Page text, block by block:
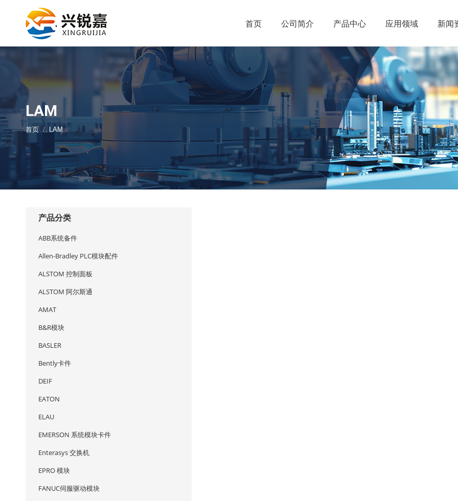
首页 公司简介 产品中心 应用领域 新闻
LAM
您的位置：
首页 LAM
产品分类
ABB系统备件
Allen-Bradley PLC模块配件
ALSTOM 控制面板
ALSTOM 阿尔斯通
AMAT
B&R模块
BASLER
Bently卡件
DEIF
EATON
ELAU
EMERSON 系统模块卡件
Enterasys 交换机
EPRO 模块
FANUC伺服驱动模块